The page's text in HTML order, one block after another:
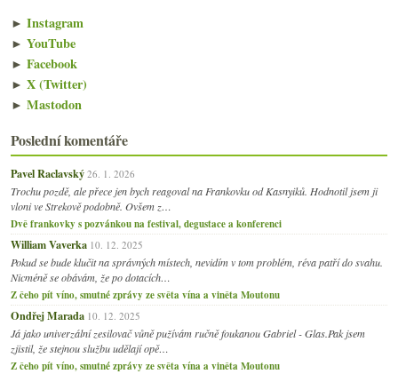
► Instagram
► YouTube
► Facebook
► X (Twitter)
► Mastodon
Poslední komentáře
Pavel Raclavský 26. 1. 2026
Trochu pozdě, ale přece jen bych reagoval na Frankovku od Kasnyiků. Hodnotil jsem ji
vloni ve Strekově podobně. Ovšem z…
Dvě frankovky s pozvánkou na festival, degustace a konferenci
William Vaverka 10. 12. 2025
Pokud se bude klučit na správných místech, nevidím v tom problém, réva patří do svahu.
Nicméně se obávám, že po dotacích…
Z čeho pít víno, smutné zprávy ze světa vína a viněta Moutonu
Ondřej Marada 10. 12. 2025
Já jako univerzální zesilovač vůně pužívám ručně foukanou Gabriel - Glas.Pak jsem
zjistil, že stejnou službu udělají opě…
Z čeho pít víno, smutné zprávy ze světa vína a viněta Moutonu